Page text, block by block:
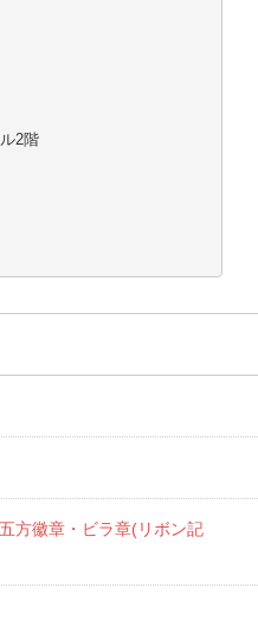
2階
方徽章・ビラ章(リボン記